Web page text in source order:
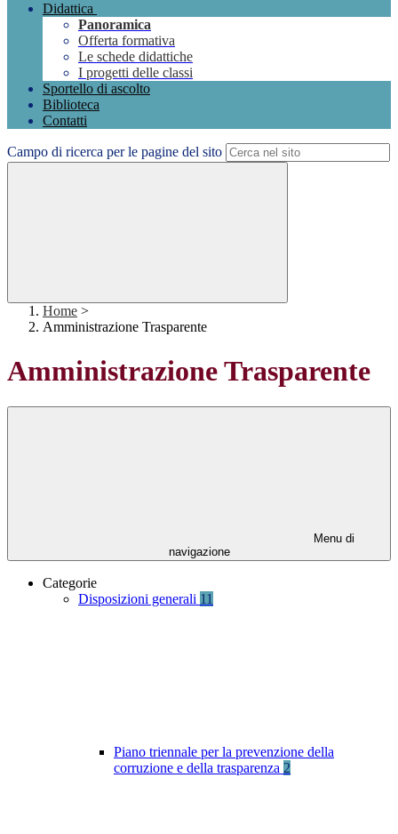
Didattica
Panoramica
Offerta formativa
Le schede didattiche
I progetti delle classi
Sportello di ascolto
Biblioteca
Contatti
Campo di ricerca per le pagine del sito
Home >
Amministrazione Trasparente
Amministrazione Trasparente
Menu di
navigazione
Categorie
Disposizioni generali 11
Piano triennale per la prevenzione della
corruzione e della trasparenza 2